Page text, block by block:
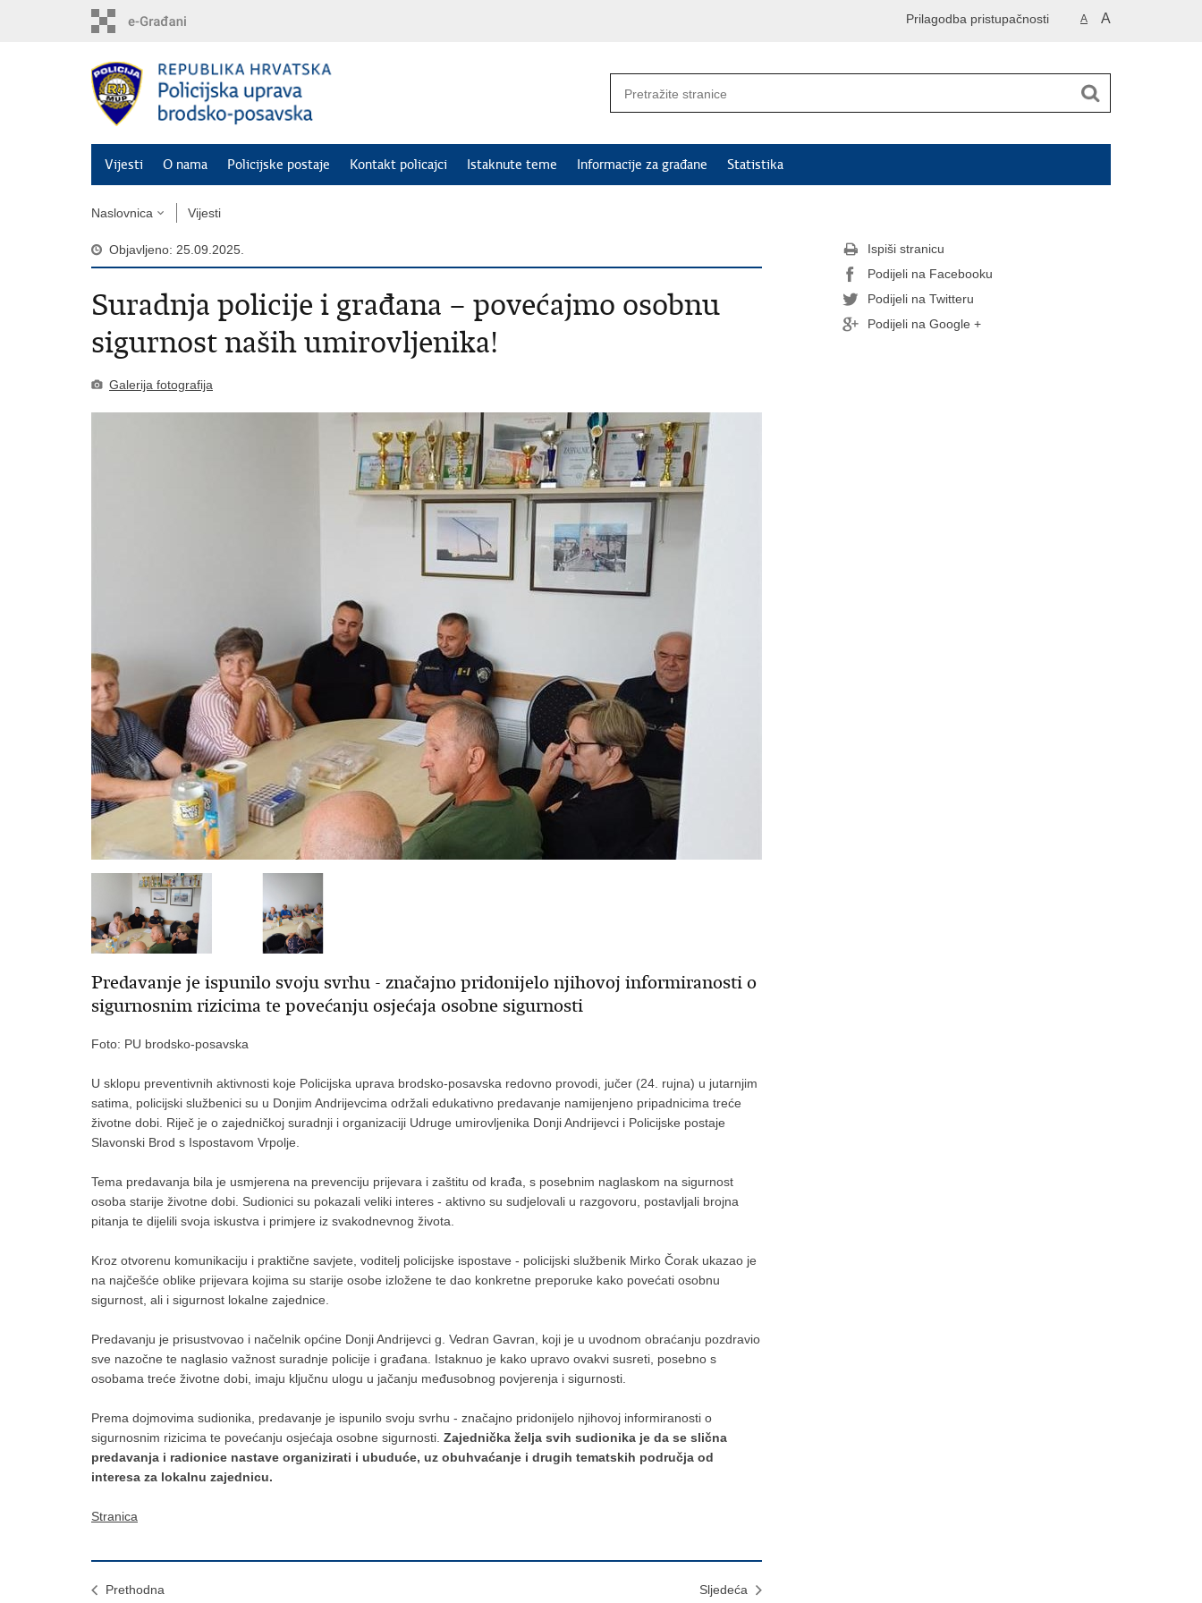
A A
Prilagodba pristupačnosti
Vijesti O nama Policijske postaje Kontakt policajci Istaknute teme Informacije za građane Statistika
Naslovnica Vijesti
Objavljeno: 25.09.2025.
Suradnja policije i građana – povećajmo osobnu
sigurnost naših umirovljenika!
Galerija fotografija
Predavanje je ispunilo svoju svrhu - značajno pridonijelo njihovoj informiranosti o
sigurnosnim rizicima te povećanju osjećaja osobne sigurnosti
Foto: PU brodsko-posavska
U sklopu preventivnih aktivnosti koje Policijska uprava brodsko-posavska redovno provodi, jučer (24. rujna) u jutarnjim
satima, policijski službenici su u Donjim Andrijevcima održali edukativno predavanje namijenjeno pripadnicima treće
životne dobi. Riječ je o zajedničkoj suradnji i organizaciji Udruge umirovljenika Donji Andrijevci i Policijske postaje
Slavonski Brod s Ispostavom Vrpolje.
Tema predavanja bila je usmjerena na prevenciju prijevara i zaštitu od krađa, s posebnim naglaskom na sigurnost
osoba starije životne dobi. Sudionici su pokazali veliki interes - aktivno su sudjelovali u razgovoru, postavljali brojna
pitanja te dijelili svoja iskustva i primjere iz svakodnevnog života.
Kroz otvorenu komunikaciju i praktične savjete, voditelj policijske ispostave - policijski službenik Mirko Čorak ukazao je
na najčešće oblike prijevara kojima su starije osobe izložene te dao konkretne preporuke kako povećati osobnu
sigurnost, ali i sigurnost lokalne zajednice.
Predavanju je prisustvovao i načelnik općine Donji Andrijevci g. Vedran Gavran, koji je u uvodnom obraćanju pozdravio
sve nazočne te naglasio važnost suradnje policije i građana. Istaknuo je kako upravo ovakvi susreti, posebno s
osobama treće životne dobi, imaju ključnu ulogu u jačanju međusobnog povjerenja i sigurnosti.
Prema dojmovima sudionika, predavanje je ispunilo svoju svrhu - značajno pridonijelo njihovoj informiranosti o
sigurnosnim rizicima te povećanju osjećaja osobne sigurnosti. Zajednička želja svih sudionika je da se slična
predavanja i radionice nastave organizirati i ubuduće, uz obuhvaćanje i drugih tematskih područja od
interesa za lokalnu zajednicu.
Stranica
Prethodna
Sljedeća
Ispiši stranicu
Podijeli na Facebooku
Podijeli na Twitteru
Podijeli na Google +